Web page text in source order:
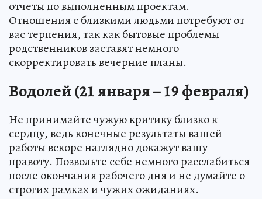
отчеты по выполненным проектам.
Отношения с близкими людьми потребуют от
вас терпения, так как бытовые проблемы
родственников заставят немного
скорректировать вечерние планы.
Водолей (21 января – 19 февраля)
Не принимайте чужую критику близко к
сердцу, ведь конечные результаты вашей
работы вскоре наглядно докажут вашу
правоту. Позвольте себе немного расслабиться
после окончания рабочего дня и не думайте о
строгих рамках и чужих ожиданиях.